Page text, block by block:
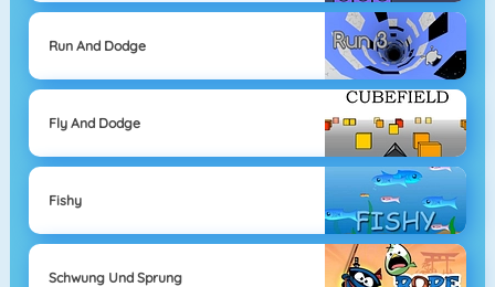
Run And Dodge
Fly And Dodge
Fishy
Schwung Und Sprung